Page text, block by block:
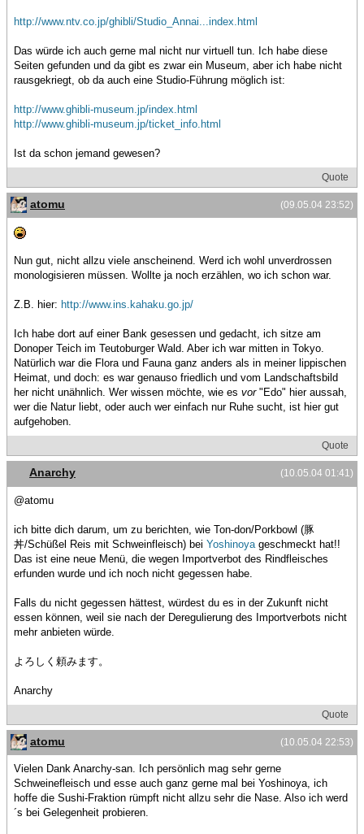
http://www.ntv.co.jp/ghibli/Studio_Annai...index.html
Das würde ich auch gerne mal nicht nur virtuell tun. Ich habe diese
Seiten gefunden und da gibt es zwar ein Museum, aber ich habe nicht
rausgekriegt, ob da auch eine Studio-Führung möglich ist:
http://www.ghibli-museum.jp/index.html
http://www.ghibli-museum.jp/ticket_info.html
Ist da schon jemand gewesen?
Quote
(09.05.04 23:52)
atomu
Nun gut, nicht allzu viele anscheinend. Werd ich wohl unverdrossen
monologisieren müssen. Wollte ja noch erzählen, wo ich schon war.
Z.B. hier: http://www.ins.kahaku.go.jp/
Ich habe dort auf einer Bank gesessen und gedacht, ich sitze am
Donoper Teich im Teutoburger Wald. Aber ich war mitten in Tokyo.
Natürlich war die Flora und Fauna ganz anders als in meiner lippischen
Heimat, und doch: es war genauso friedlich und vom Landschaftsbild
her nicht unähnlich. Wer wissen möchte, wie es vor"Edo" hier aussah,
wer die Natur liebt, oder auch wer einfach nur Ruhe sucht, ist hier gut
aufgehoben.
Quote
(10.05.04 01:41)
Anarchy
@atomu
ich bitte dich darum, um zu berichten, wie Ton-don/Porkbowl (豚
丼/Schüßel Reis mit Schweinfleisch) bei Yoshinoya geschmeckt hat!!
Das ist eine neue Menü, die wegen Importverbot des Rindfleisches
erfunden wurde und ich noch nicht gegessen habe.
Falls du nicht gegessen hättest, würdest du es in der Zukunft nicht
essen können, weil sie nach der Deregulierung des Importverbots nicht
mehr anbieten würde.
よろしく頼みます。
Anarchy
Quote
(10.05.04 22:53)
atomu
Vielen Dank Anarchy-san. Ich persönlich mag sehr gerne
Schweinefleisch und esse auch ganz gerne mal bei Yoshinoya, ich
hoffe die Sushi-Fraktion rümpft nicht allzu sehr die Nase. Also ich werd
´s bei Gelegenheit probieren.